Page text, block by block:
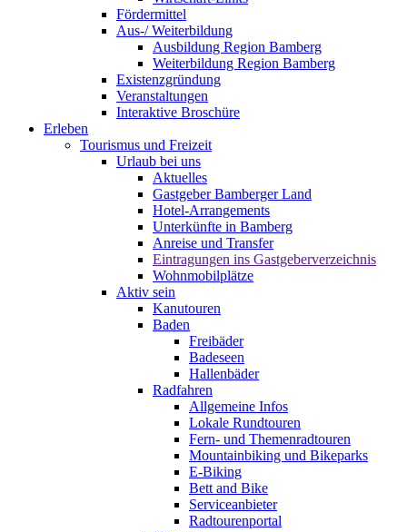
Fördermittel
Aus-/ Weiterbildung
Ausbildung Region Bamberg
Weiterbildung Region Bamberg
Existenzgründung
Veranstaltungen
Interaktive Broschüre
Erleben
Tourismus und Freizeit
Urlaub bei uns
Aktuelles
Gastgeber Bamberger Land
Hotel-Arrangements
Unterkünfte in Bamberg
Anreise und Transfer
Eintragungen ins Gastgeberverzeichnis
Wohnmobilplätze
Aktiv sein
Kanutouren
Baden
Freibäder
Badeseen
Hallenbäder
Radfahren
Allgemeine Infos
Lokale Rundtouren
Fern- und Themenradtouren
Mountainbiking und Bikeparks
E-Biking
Bett and Bike
Serviceanbieter
Radtourenportal